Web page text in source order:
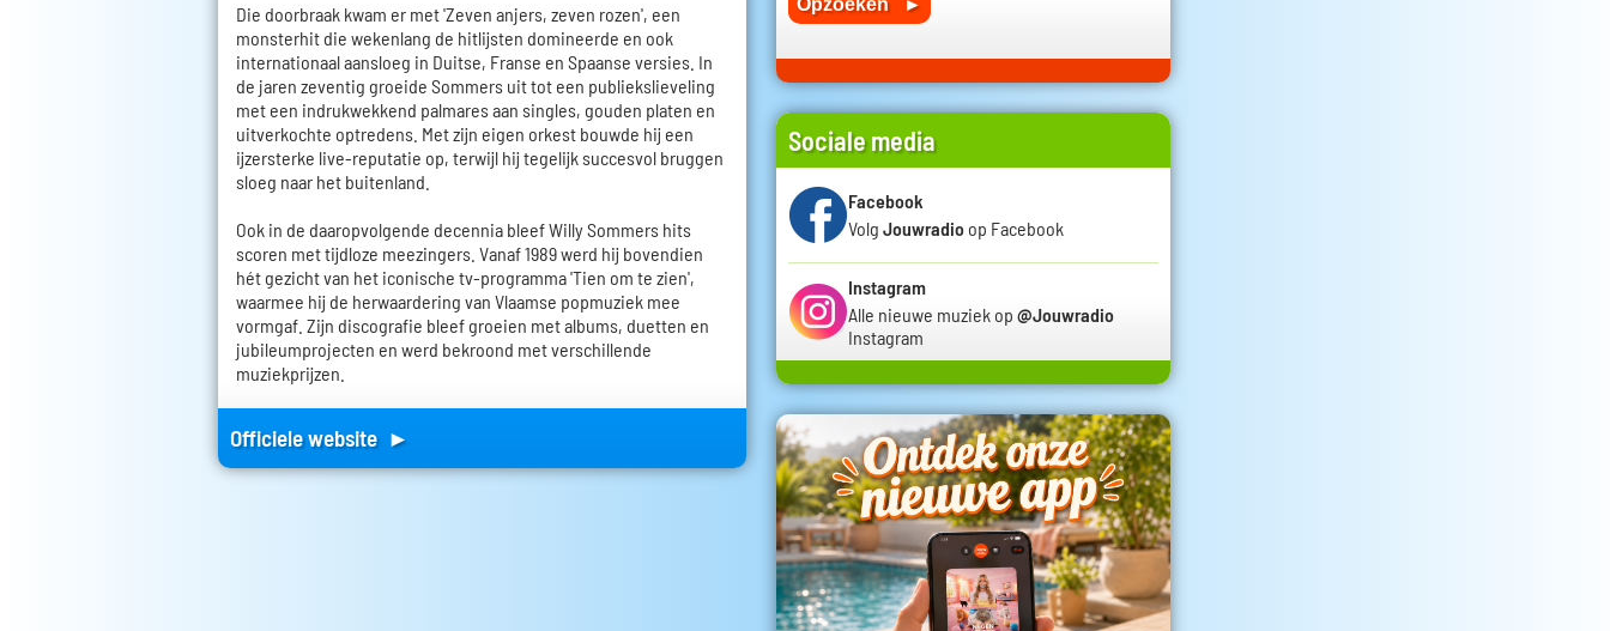
Die doorbraak kwam er met 'Zeven anjers, zeven rozen', een
monsterhit die wekenlang de hitlijsten domineerde en ook
internationaal aansloeg in Duitse, Franse en Spaanse versies. In
de jaren zeventig groeide Sommers uit tot een publiekslieveling
met een indrukwekkend palmares aan singles, gouden platen en
uitverkochte optredens. Met zijn eigen orkest bouwde hij een
ijzersterke live-reputatie op, terwijl hij tegelijk succesvol bruggen
sloeg naar het buitenland.
Ook in de daaropvolgende decennia bleef Willy Sommers hits
scoren met tijdloze meezingers. Vanaf 1989 werd hij bovendien
hét gezicht van het iconische tv-programma 'Tien om te zien',
waarmee hij de herwaardering van Vlaamse popmuziek mee
vormgaf. Zijn discografie bleef groeien met albums, duetten en
jubileumprojecten en werd bekroond met verschillende
muziekprijzen.
Officiele website ►
Sociale media
Facebook
Volg Jouwradio op Facebook
Instagram
Alle nieuwe muziek op @Jouwradio
Instagram